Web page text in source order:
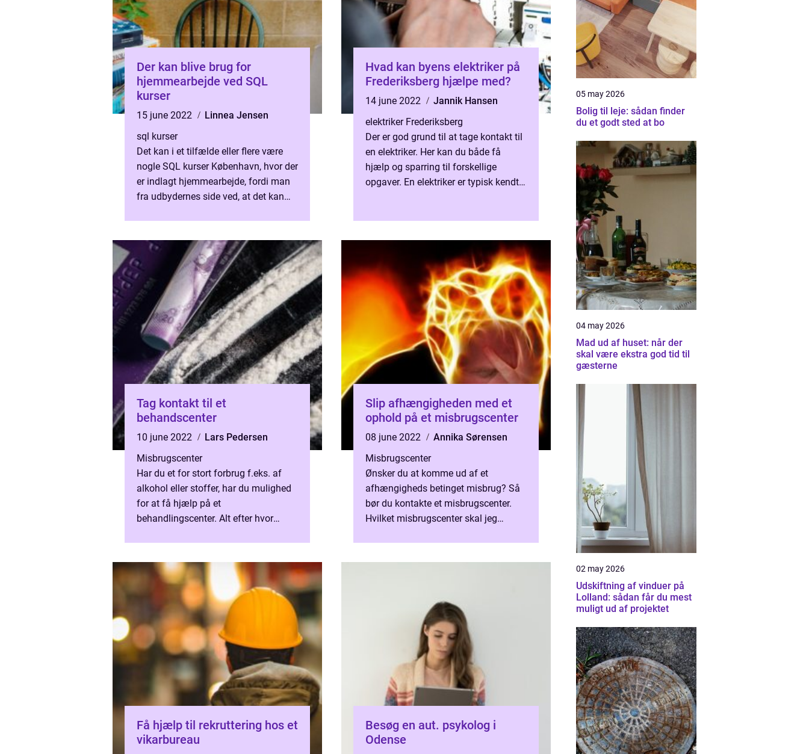
Der kan blive brug for
hjemmearbejde ved SQL
kurser
15 june 2022
Linnea Jensen
sql kurser
Det kan i et tilfælde eller flere være
nogle SQL kurser København, hvor der
er indlagt hjemmearbejde, fordi man
fra udbydernes side ved, at det kan
Hvad kan byens elektriker på
Frederiksberg hjælpe med?
14 june 2022
Jannik Hansen
elektriker Frederiksberg
Der er god grund til at tage kontakt til
en elektriker. Her kan du både få
hjælp og sparring til forskellige
opgaver. En elektriker er typisk kendt
Tag kontakt til et
behandscenter
10 june 2022
Lars Pedersen
Misbrugscenter
Har du et for stort forbrug f.eks. af
alkohol eller stoffer, har du mulighed
for at få hjælp på et
behandlingscenter. Alt efter hvor
Slip afhængigheden med et
ophold på et misbrugscenter
08 june 2022
Annika Sørensen
Misbrugscenter
Ønsker du at komme ud af et
afhængigheds betinget misbrug? Så
bør du kontakte et misbrugscenter.
Hvilket misbrugscenter skal jeg
Få hjælp til rekruttering hos et
vikarbureau
Besøg en aut. psykolog i
Odense
05 may 2026
Bolig til leje: sådan finder
du et godt sted at bo
04 may 2026
Mad ud af huset: når der
skal være ekstra god tid til
gæsterne
02 may 2026
Udskiftning af vinduer på
Lolland: sådan får du mest
muligt ud af projektet